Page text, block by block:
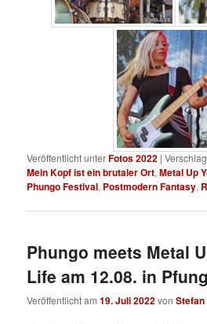
Veröffentlicht unterFotos 2022 |
Mein Kopf ist ein brutaler Ort,Metal Up
Phungo Festival, Postmodern Fantasy,
Phungo meets Metal
Life am 12.08. in
Veröffentlicht am19. Juli 2022von